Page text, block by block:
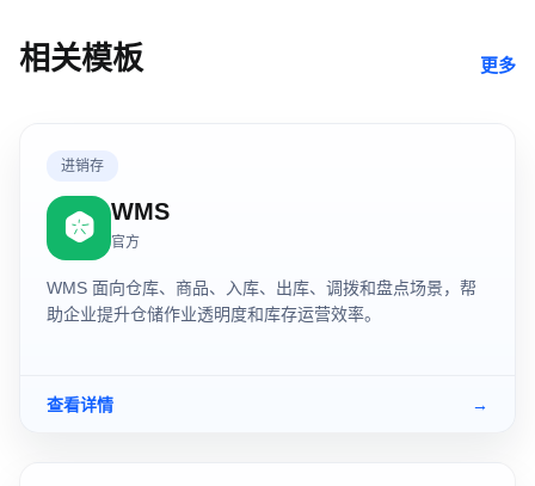
相关模板 更多
进销存
WMS
官方
WMS 面向仓库、商品、入库、出库、调拨和盘点场景，帮
助企业提升仓储作业透明度和库存运营效率。
查看详情 →